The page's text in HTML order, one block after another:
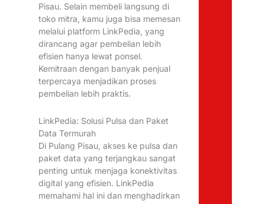
Pisau. Selain membeli langsung di
toko mitra, kamu juga bisa memesan
melalui platform LinkPedia, yang
dirancang agar pembelian lebih
efisien hanya lewat ponsel.
Kemitraan dengan banyak penjual
terpercaya menjadikan proses
pembelian lebih praktis.
LinkPedia: Solusi Pulsa dan Paket
Data Termurah
Di Pulang Pisau, akses ke pulsa dan
paket data yang terjangkau sangat
penting untuk menjaga konektivitas
digital yang efisien. LinkPedia
memahami hal ini dan menghadirkan